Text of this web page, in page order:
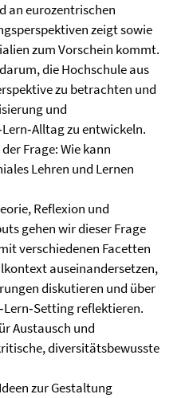
an eurozentrischen
zeigt sowie
zum Vorschein kommt.
die Hochschule aus
zu betrachten und
und
zu entwickeln.
Frage: Wie kann
Lehren und Lernen
Reflexion und
gehen wir dieser Frage
verschiedenen Facetten
auseinandersetzen,
diskutieren und über
reflektieren.
Austausch und
diversitätsbewusste
zur Gestaltung